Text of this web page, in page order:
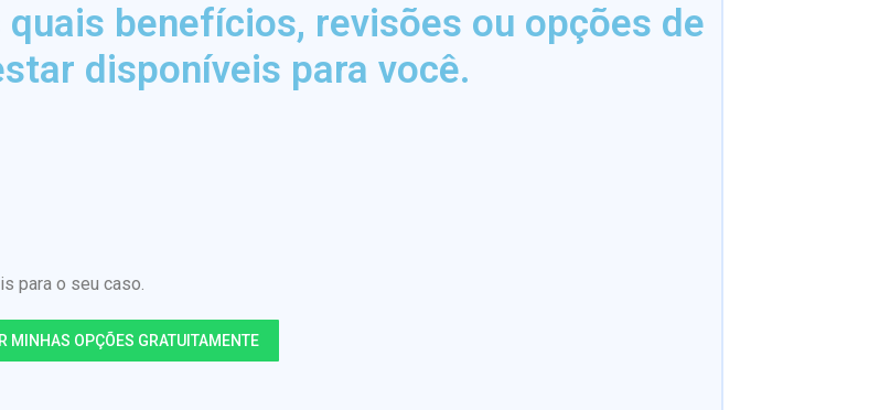
benefícios, revisões ou opções de
disponíveis para você.
para o seu caso.
MINHAS OPÇÕES GRATUITAMENTE